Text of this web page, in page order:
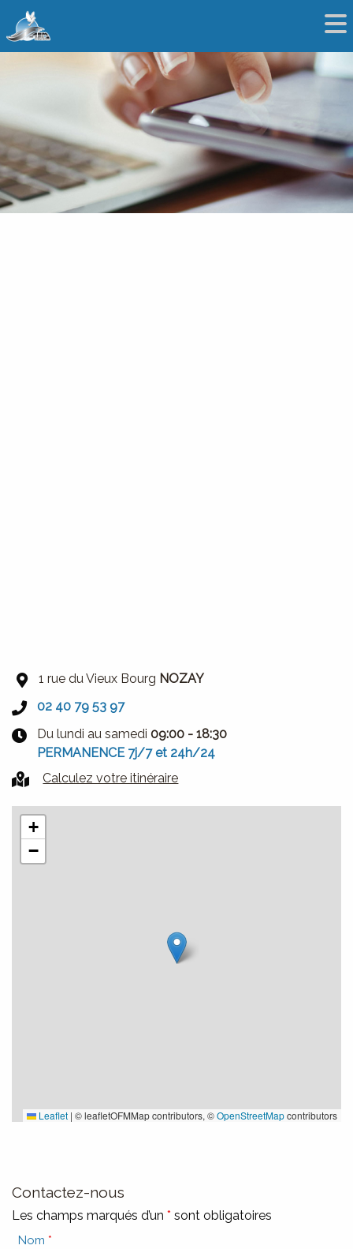
1 rue du Vieux Bourg NOZAY
02 40 79 53 97
Du lundi au samedi 09:00 - 18:30
PERMANENCE 7j/7 et 24h/24
Calculez votre itinéraire
+
−
Leaflet | © leafletOFMMap contributors, ©OpenStreetMapcontributors
Contactez-nous
Les champs marqués d’un * sont obligatoires
Nom *